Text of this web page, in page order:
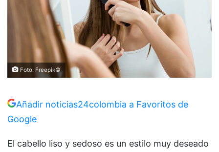
Foto: Freepik©️
Añadir noticias24colombia a Favoritos de
Google
El cabello liso y sedoso es un estilo muy deseado